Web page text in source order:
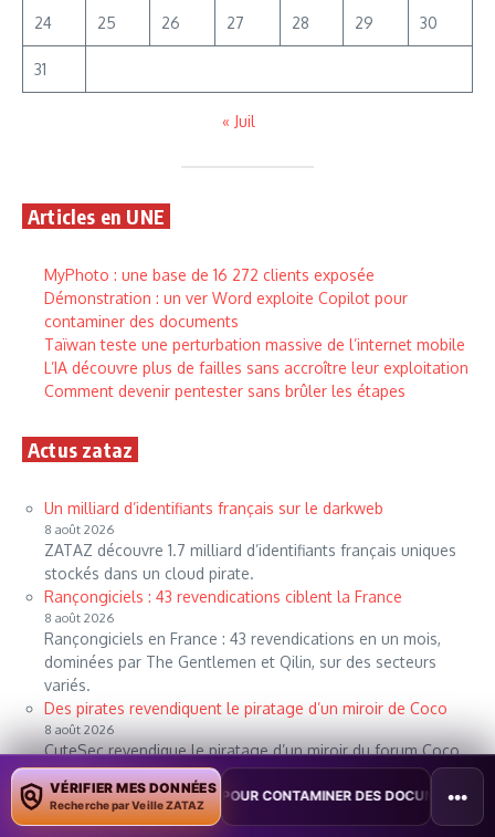
24 25 26 27 28 29 30
31
« Juil
Articles en UNE
MyPhoto : une base de 16 272 clients exposée
Démonstration : un ver Word exploite Copilot pour
contaminer des documents
Taïwan teste une perturbation massive de l’internet mobile
L’IA découvre plus de failles sans accroître leur exploitation
Comment devenir pentester sans brûler les étapes
Actus zataz
Un milliard d’identifiants français sur le darkweb
8 août 2026
ZATAZ découvre 1.7 milliard d’identifiants français uniques
stockés dans un cloud pirate.
Rançongiciels : 43 revendications ciblent la France
8 août 2026
Rançongiciels en France : 43 revendications en un mois,
dominées par The Gentlemen et Qilin, sur des secteurs
variés.
Des pirates revendiquent le piratage d’un miroir de Coco
8 août 2026
CuteSec revendique le piratage d’un miroir du forum Coco,
avec plus de 14 500 comptes utilisateurs dérobés.
Un pirate plaide coupable après 165 piratages
8 août 2026
VÉRIFIER MES DONNÉES
Recherche par Veille ZATAZ
POUR CONTAMINER DES DOCUMENTS • TAÏWAN TESTE UNE
•••